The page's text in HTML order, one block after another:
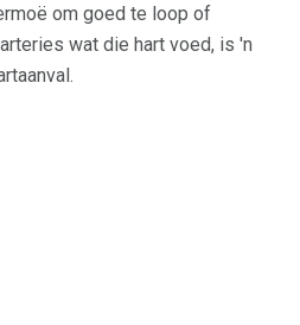
om goed te loop of
wat die hart voed, is 'n